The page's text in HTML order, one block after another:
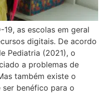
as escolas em geral
digitais. De acordo
Pediatria (2021), o
a problemas de
também existe o
benéfico para o